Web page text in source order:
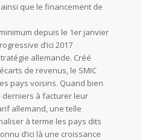
que le financement de
depuis le 1er janvier
d’ici 2017
allemande. Créé
de revenus, le SMIC
pays voisins. Quand bien
derniers à facturer leur
allemand, une telle
à terme les pays dits
d’ici là une croissance